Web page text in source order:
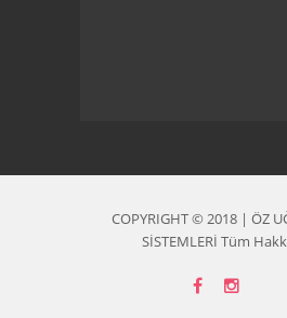
COPYRIGHT © 2018 | ÖZ
SİSTEMLERİ Tüm